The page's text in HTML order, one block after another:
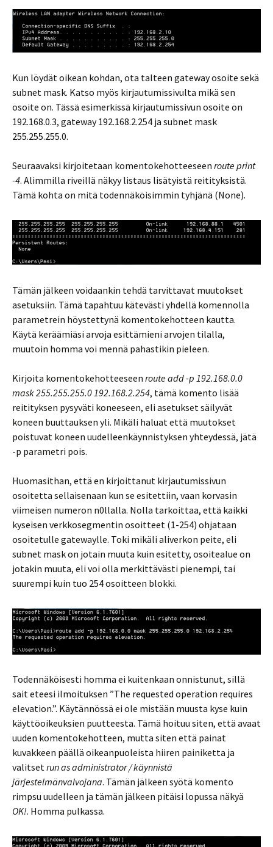
Kun löydät oikean kohdan, ota talteen gateway osoite sekä
subnet mask. Katso myös kirjautumissivulta mikä sen
osoite on. Tässä esimerkissä kirjautumissivun osoite on
192.168.0.3, gateway 192.168.2.254 ja subnet mask
255.255.255.0.
Seuraavaksi kirjoitetaan komentokehotteeseen route print
-4. Alimmilla riveillä näkyy listaus lisätyistä reitityksistä.
Tämä kohta on mitä todennäköisimmin tyhjänä (None).
Tämän jälkeen voidaankin tehdä tarvittavat muutokset
asetuksiin. Tämä tapahtuu kätevästi yhdellä komennolla
parametrein höystettynä komentokehotteen kautta.
Käytä keräämiäsi arvoja esittämieni arvojen tilalla,
muutoin homma voi mennä pahastikin pieleen.
Kirjoita komentokehotteeseen route add -p 192.168.0.0
mask 255.255.255.0 192.168.2.254, tämä komento lisää
reitityksen pysyväti koneeseen, eli asetukset säilyvät
koneen buuttauksen yli. Mikäli haluat että muutokset
poistuvat koneen uudelleenkäynnistyksen yhteydessä, jätä
-p parametri pois.
Huomasithan, että en kirjoittanut kirjautumissivun
osoitetta sellaisenaan kun se esitettiin, vaan korvasin
viimeisen numeron n0llalla. Nolla tarkoittaa, että kaikki
kyseisen verkkosegmentin osoitteet (1-254) ohjataan
osoitetulle gatewaylle. Toki mikäli aliverkon peite, eli
subnet mask on jotain muuta kuin esitetty, osoitealue on
jotakin muuta, eli voi olla merkittävästi pienempi, tai
suurempi kuin tuo 254 osoitteen blokki.
Todennäköisesti homma ei kuitenkaan onnistunut, sillä
sait eteesi ilmoituksen ”The requested operation requires
elevation.”. Käytännössä ei ole mistään muusta kyse kuin
käyttöoikeuksien puutteesta. Tämä hoituu siten, että avaat
uuden komentokehotteen, mutta siten että painat
kuvakkeen päällä oikeanpuoleista hiiren painiketta ja
valitsetrun as administrator /käynnistä
järjestelmänvalvojana. Tämän jälkeen syötä komento
rimpsu uudelleen ja tämän jälkeen pitäisi lopussa näkyä
OK!. Homma pulkassa.